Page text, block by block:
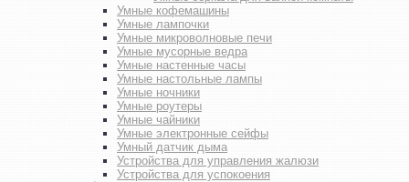
Умные кофемашины
Умные лампочки
Умные микроволновые печи
Умные мусорные ведра
Умные настенные часы
Умные настольные лампы
Умные ночники
Умные роутеры
Умные чайники
Умные электронные сейфы
Умный датчик дыма
Устройства для управления жалюзи
Устройства для успокоения